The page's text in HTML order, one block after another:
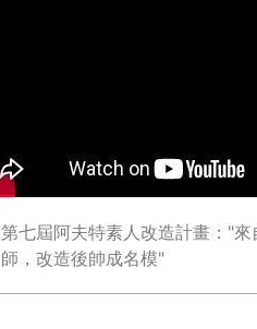
第七屆阿夫特素人改造計畫："
師，改造後帥成名模"